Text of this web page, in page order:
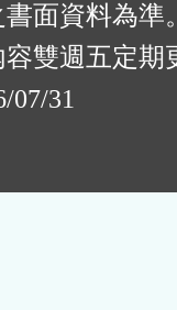
面資料為準。
容雙週五定
07/31